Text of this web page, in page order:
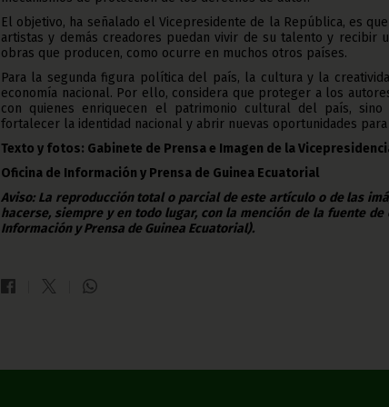
‎El objetivo, ha señalado el Vicepresidente de la República, es
artistas y demás creadores puedan vivir de su talento y recibir
obras que producen, como ocurre en muchos otros países.
‎Para la segunda figura política del país, la cultura y la
economía nacional. Por ello, considera que proteger a los
con quienes enriquecen el patrimonio cultural del país,
fortalecer la identidad nacional y abrir nuevas oportunidades
Texto y fotos: Gabinete de Prensa e Imagen de la
Oficina de Información y Prensa de Guinea Ecuatorial
Aviso: La reproducción total o parcial de este artículo o de las
hacerse, siempre y en todo lugar, con la mención de la fuente
Información y Prensa de Guinea Ecuatorial).